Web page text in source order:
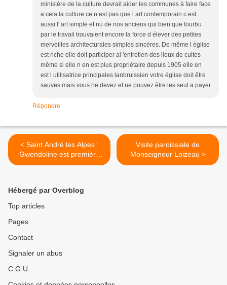
ministère de la culture devrait aider les communes à faire face
a cela la culture ce n est pas que l art contemporain c est
aussi l' art simple et nu de nos anciens qui bien que fourbu
par le travail trouvaient encore la force d élever des petites
merveilles architecturales simples sincères. De même l église
est riche elle doit participer al 'entretien des lieux de cultes
même si elle n en est plus propriétaire depuis 1905 elle en
est l utilisatrice principales lanbruissien votre église doit être
sauves mais vous ne devez et ne pouvez être les seul a payer
Répondre
< Saint André les Alpes :
Gwendoline est première
dauphine !
Visite paroissiale de
Monseigneur Loizeau >
Hébergé par Overblog
Top articles
Pages
Contact
Signaler un abus
C.G.U.